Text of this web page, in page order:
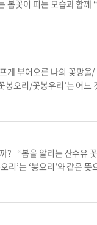
꽃이 피는 모습과 함
서 ‘산수유 꽃봉오리’ ‘
울’이다. ‘꽃망울’은 ‘
리키는 말로 ‘봉우리’와
다. 꽃망울과 같은 의미
몽우리를 터뜨렸다”처
게 부어오른 나의 꽃망
봉오리/꽃봉우리’는 어
봉우리’라 부르기 쉽지
봉우리 운해가 어우러
이 맞는 표현일까? ‘봉오
노랗게 몽우리를 터뜨
다.우리말 바루기 산봉
? “봄을 알리는 산수유
’는 ‘봉오리’와 같은
같은 말로 “산의 제일 높
울과 같은 뜻으로 쓰이